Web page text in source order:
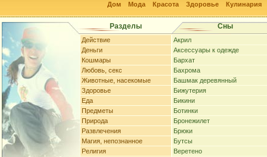
Дом Мода Красота Здоровье Кулинария
Разделы Сны
Действие
Деньги
Кошмары
Любовь, секс
Животные, насекомые
Здоровье
Еда
Предметы
Природа
Развлечения
Магия, непознанное
Религия
Акрил
Аксессуары к одежде
Бархат
Бахрома
Башмак деревянный
Бижутерия
Бикини
Ботинки
Бронежилет
Брюки
Бутсы
Веретено